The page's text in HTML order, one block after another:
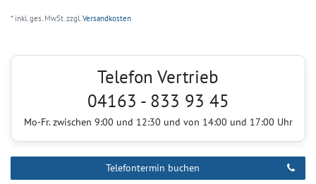
* inkl. ges. MwSt. zzgl.Versandkosten
Telefon Vertrieb
04163 - 833 93 45
Mo-Fr. zwischen 9:00 und 12:30 und von 14:00 und 17:00 Uhr
Telefontermin buchen